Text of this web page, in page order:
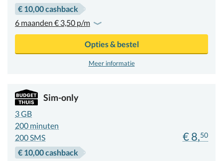
€ 10,00 cashback
6 maanden € 3,50 p/m
Opties & bestel
Meer informatie
Sim-only
3 GB
200 minuten
200 SMS
€ 8,50
€ 10,00 cashback